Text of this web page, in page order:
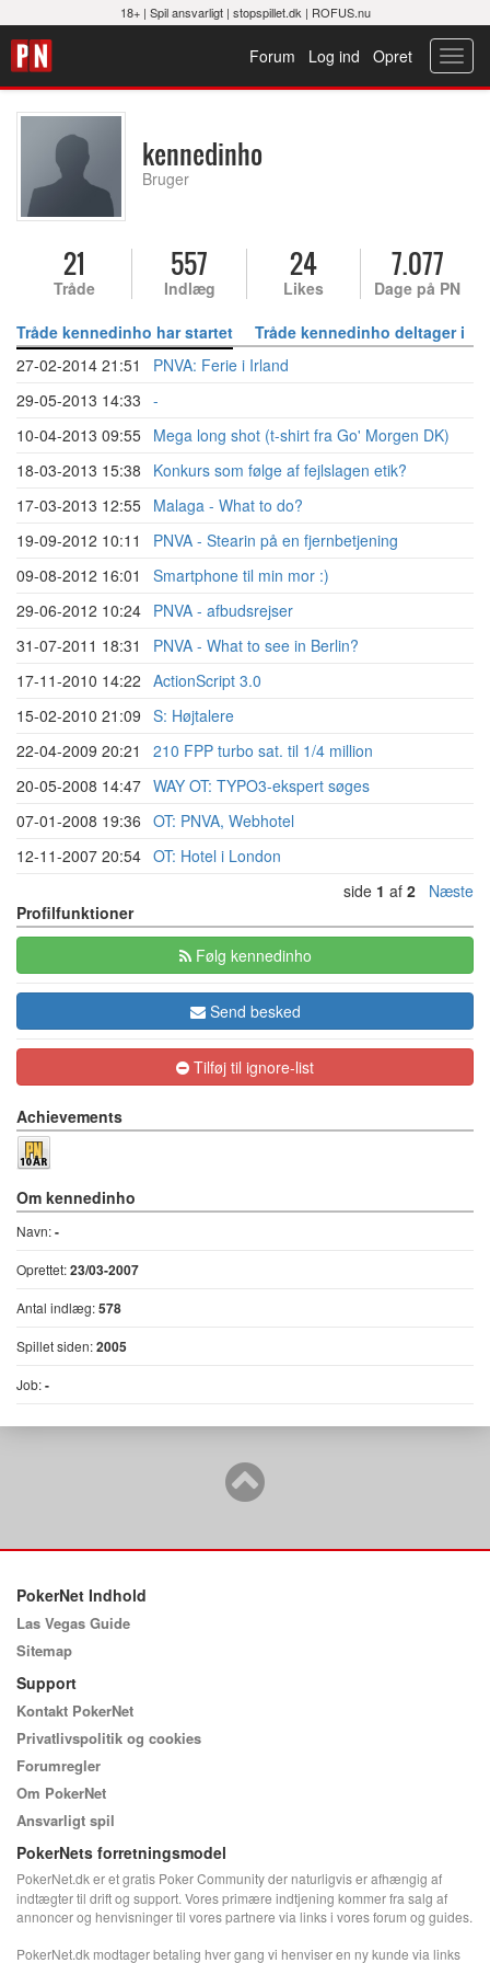
18+ | Spil ansvarligt| stopspillet.dk | ROFUS.nu
Opret
Log ind
Forum
kennedinho
Bruger
21
Tråde
557
Indlæg
24
Likes
7.077
Dage på PN
Tråde kennedinho har startet
Tråde kennedinho deltager i
27-02-2014 21:51
PNVA: Ferie i Irland
29-05-2013 14:33 -
10-04-2013 09:55 Mega long shot (t-shirt fra Go' Morgen DK)
18-03-2013 15:38
Konkurs som følge af fejlslagen etik?
17-03-2013 12:55 Malaga - What to do?
19-09-2012 10:11
PNVA - Stearin på en fjernbetjening
09-08-2012 16:01
Smartphone til min mor :)
29-06-2012 10:24 PNVA - afbudsrejser
31-07-2011 18:31
PNVA - What to see in Berlin?
17-11-2010 14:22 ActionScript 3.0
15-02-2010 21:09 S: Højtalere
22-04-2009 20:21
210 FPP turbo sat. til 1/4 million
20-05-2008 14:47 WAY OT: TYPO3-ekspert søges
07-01-2008 19:36 OT: PNVA, Webhotel
12-11-2007 20:54 OT: Hotel i London
side 1 af 2
Næste
Profilfunktioner
Følg kennedinho
Send besked
Tilføj til ignore-list
Achievements
Om kennedinho
Navn:-
Oprettet:23/03-2007
Antal indlæg:578
Spillet siden:2005
Job:-
PokerNet Indhold
Las Vegas Guide
Sitemap
Support
Kontakt PokerNet
Privatlivspolitik og cookies
Forumregler
Om PokerNet
Ansvarligt spil
PokerNets forretningsmodel
PokerNet.dk er et gratis Poker Community der naturligvis er afhængig af
indtægter til drift og support. Vores primære indtjening kommer fra salg af
annoncer og henvisninger til vores partnere via links i vores forum og guides.
PokerNet.dk modtager betaling hver gang vi henviser en ny kunde via links